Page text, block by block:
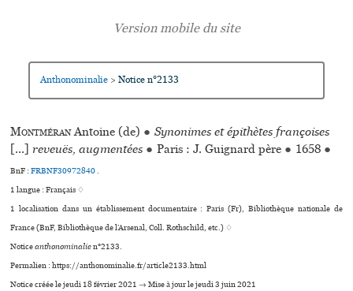
Anthonominalie > Notice n°2133
MontméranAntoine (de) ● Synonimes et épithètes françoises
[...]reveuës, augmentées ● Paris : J. Guignard père ● 1658 ●
BnF :FRBNF30972840.
1 langue :Français ♢
1 localisation dans un établissement documentaire : Paris (Fr), Bibliothèque nationale de
France (BnF, Bibliothèque de l’Arsenal, Coll. Rothschild, etc.) ♢
Noticeanthonominalien°2133.
Permalien : https://anthonominalie.fr/article2133.html
Notice créée le jeudi 18 février 2021 → Mise à jour le jeudi 3 juin 2021